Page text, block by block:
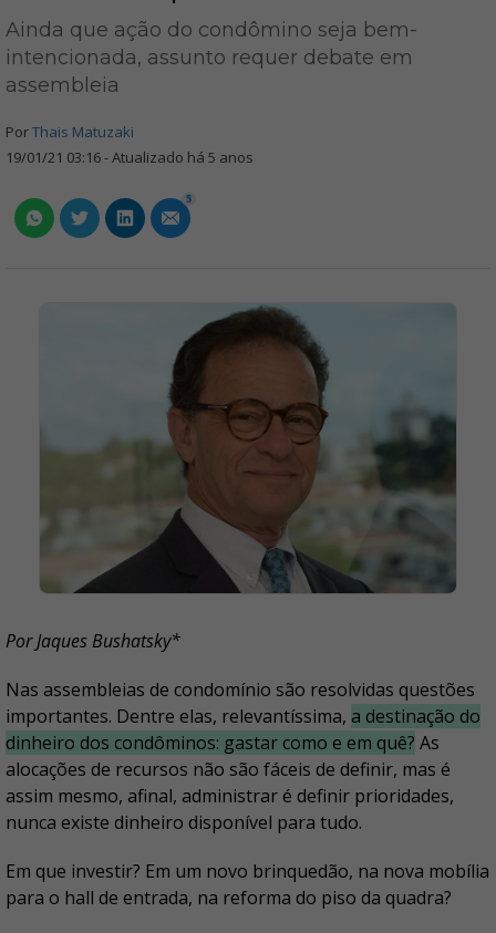
Ainda que ação do condômino seja bem-
intencionada, assunto requer debate em
assembleia
PorThais Matuzaki
19/01/21 03:16 - Atualizado há 5 anos
5
Por Jaques Bushatsky*
Nas assembleias de condomínio são resolvidas questões
importantes. Dentre elas, relevantíssima, a destinação do
dinheiro dos condôminos: gastar como e em quê? As
alocações de recursos não são fáceis de definir, mas é
assim mesmo, afinal, administrar é definir prioridades,
nunca existe dinheiro disponível para tudo.
Em que investir? Em um novo brinquedão, na nova mobília
para o hall de entrada, na reforma do piso da quadra?